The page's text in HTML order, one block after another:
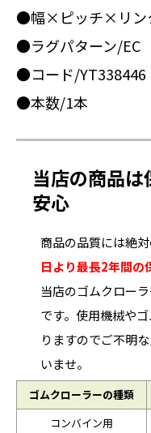
●幅×ピッチ×リン
●ラグパターン/EC
●コード/YT338446
●本数/1本
当店の商品
安心
商品の品質には絶対
日より最長2年間の
当店のゴムクロー
です。使用機械や
りますのでご不明
いませ。
ゴムクローラーの種類
コンバイン用